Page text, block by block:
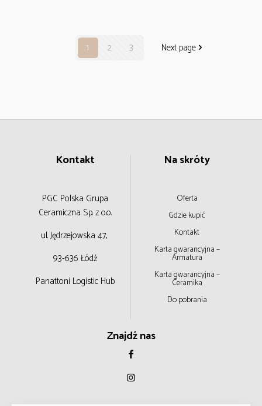
1 2 3 Next page
Kontakt
PGC Polska Grupa
Ceramiczna Sp. z o.o.
ul. Jędrzejowska 47,
93-636 Łódź
Panattoni Logistic Hub
Na skróty
Oferta
Gdzie kupić
Kontakt
Karta gwarancyjna –
Armatura
Karta gwarancyjna –
Ceramika
Do pobrania
Znajdź nas